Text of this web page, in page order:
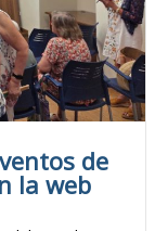
de
la web